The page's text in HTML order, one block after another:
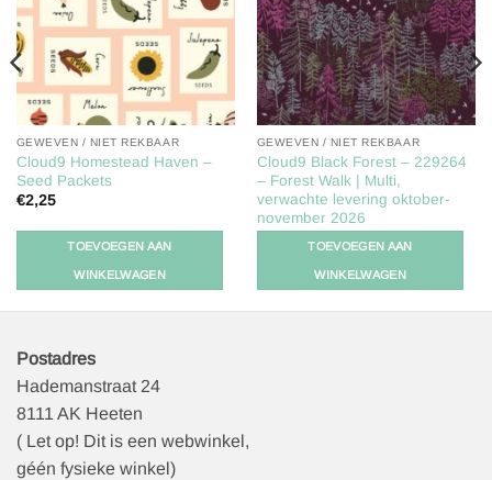
GEWEVEN / NIET REKBAAR
Cloud9 Homestead Haven –
Seed Packets
€2,25
TOEVOEGEN AAN
WINKELWAGEN
GEWEVEN / NIET REKBAAR
Cloud9 Black Forest – 229264
– Forest Walk | Multi,
verwachte levering oktober-
november 2026
TOEVOEGEN AAN
WINKELWAGEN
Postadres
Hademanstraat 24
8111 AK Heeten
( Let op! Dit is een webwinkel,
géén fysieke winkel)